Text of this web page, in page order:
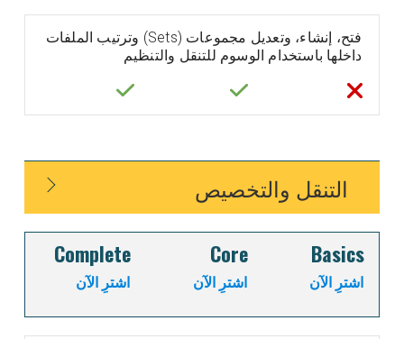
فتح، إنشاء، وتعديل مجموعات (Sets) وترتيب الملفات
داخلها باستخدام الوسوم للتنقل والتنظيم
التنقل والتخصيص
Basics
اشترِ الآن
Core
اشترِ الآن
Complete
اشترِ الآن